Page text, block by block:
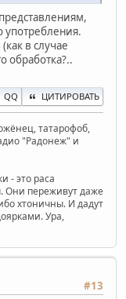
употребления.
в случае
обработка?..
QQ ЦИТИРОВАТЬ
татарофоб,
"Радонеж" и
- это раса
Они переживут даже
хтоничны. И дадут
Ура,
#13